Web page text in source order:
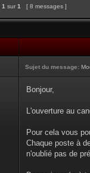
1 sur 1 [ 8 messages ]
Sujet du message:
Bonjour,
L'ouverture au
Pour cela vous
Chaque poste à
n'oublié pas de